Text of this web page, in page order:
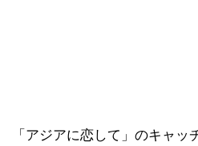
「アジアに恋して」のキャッ